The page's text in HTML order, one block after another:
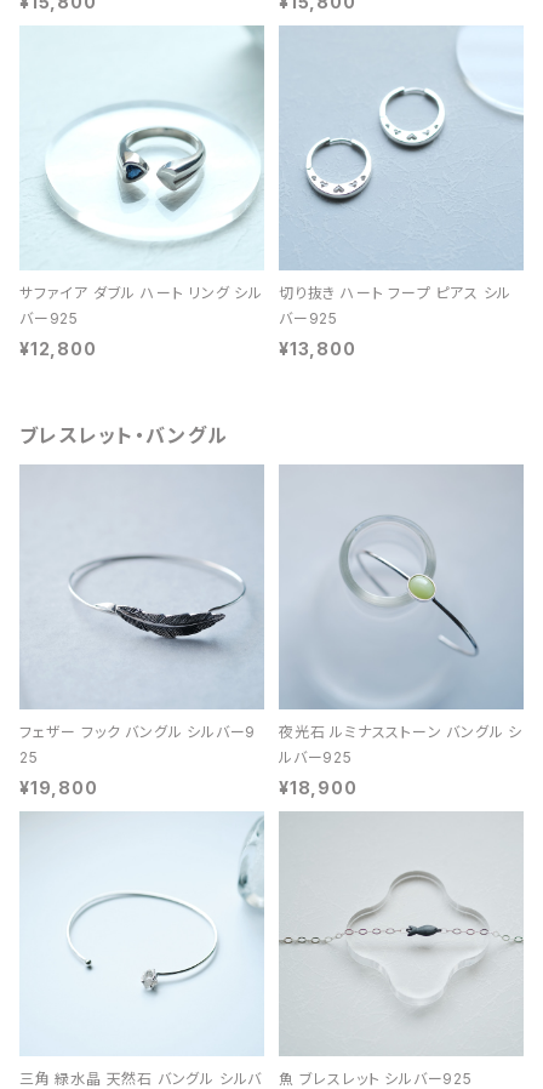
サファイア ダブル ハート リング シル
バー925
¥12,800
切り抜き ハート フープ ピアス シル
バー925
¥13,800
ブレスレット・バングル
フェザー フック バングル シルバー9
25
¥19,800
夜光石 ルミナスストーン バングル シ
ルバー925
¥18,900
三角 緑水晶 天然石 バングル シルバ
魚 ブレスレット シルバー925